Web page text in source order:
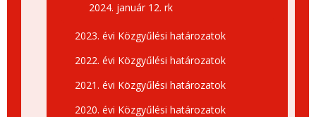
2024. január 12. rk
2023. évi Közgyűlési határozatok
2022. évi Közgyűlési határozatok
2021. évi Közgyűlési határozatok
2020. évi Közgyűlési határozatok